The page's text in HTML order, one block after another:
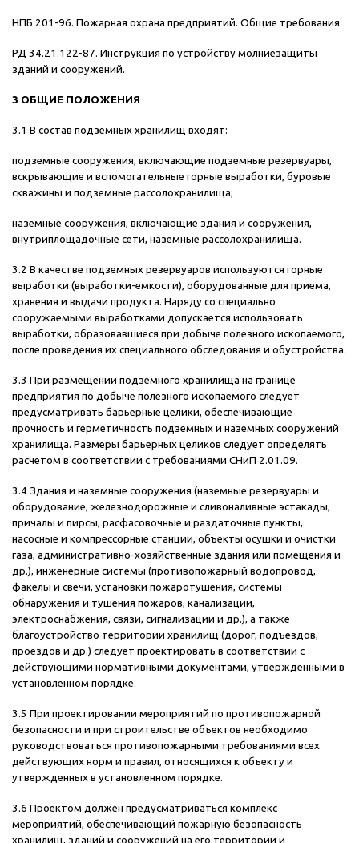
НПБ 201-96. Пожарная охрана предприятий. Общие требования.
РД 34.21.122-87. Инструкция по устройству молниезащиты
зданий и сооружений.
3 ОБЩИЕ ПОЛОЖЕНИЯ
3.1 В состав подземных хранилищ входят:
подземные сооружения, включающие подземные резервуары,
вскрывающие и вспомогательные горные выработки, буровые
скважины и подземные рассолохранилища;
наземные сооружения, включающие здания и сооружения,
внутриплощадочные сети, наземные рассолохранилища.
3.2 В качестве подземных резервуаров используются горные
выработки (выработки-емкости), оборудованные для приема,
хранения и выдачи продукта. Наряду со специально
сооружаемыми выработками допускается использовать
выработки, образовавшиеся при добыче полезного ископаемого,
после проведения их специального обследования и обустройства.
3.3 При размещении подземного хранилища на границе
предприятия по добыче полезного ископаемого следует
предусматривать барьерные целики, обеспечивающие
прочность и герметичность подземных и наземных сооружений
хранилища. Размеры барьерных целиков следует определять
расчетом в соответствии с требованиями СНиП 2.01.09.
3.4 Здания и наземные сооружения (наземные резервуары и
оборудование, железнодорожные и сливоналивные эстакады,
причалы и пирсы, расфасовочные и раздаточные пункты,
насосные и компрессорные станции, объекты осушки и очистки
газа, административно-хозяйственные здания или помещения и
др.), инженерные системы (противопожарный водопровод,
факелы и свечи, установки пожаротушения, системы
обнаружения и тушения пожаров, канализации,
электроснабжения, связи, сигнализации и др.), а также
благоустройство территории хранилищ (дорог, подъездов,
проездов и др.) следует проектировать в соответствии с
действующими нормативными документами, утвержденными в
установленном порядке.
3.5 При проектировании мероприятий по противопожарной
безопасности и при строительстве объектов необходимо
руководствоваться противопожарными требованиями всех
действующих норм и правил, относящихся к объекту и
утвержденных в установленном порядке.
3.6 Проектом должен предусматриваться комплекс
мероприятий, обеспечивающий пожарную безопасность
хранилищ, зданий и сооружений на его территории и